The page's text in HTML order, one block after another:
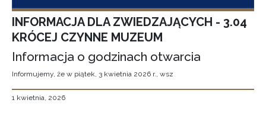
INFORMACJA DLA ZWIEDZAJĄCYCH - 3.04
KRÓCEJ CZYNNE MUZEUM
Informacja o godzinach otwarcia
Informujemy, że w piątek, 3 kwietnia 2026 r., wsz
1 kwietnia, 2026